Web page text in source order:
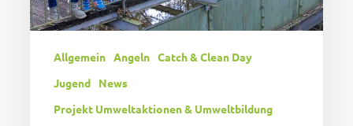
Allgemein Angeln Catch & Clean Day
Jugend
News
Projekt Umweltaktionen & Umweltbildung